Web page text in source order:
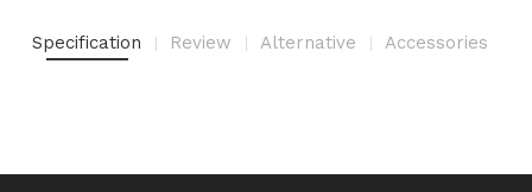
Specification Review Alternative Accessories